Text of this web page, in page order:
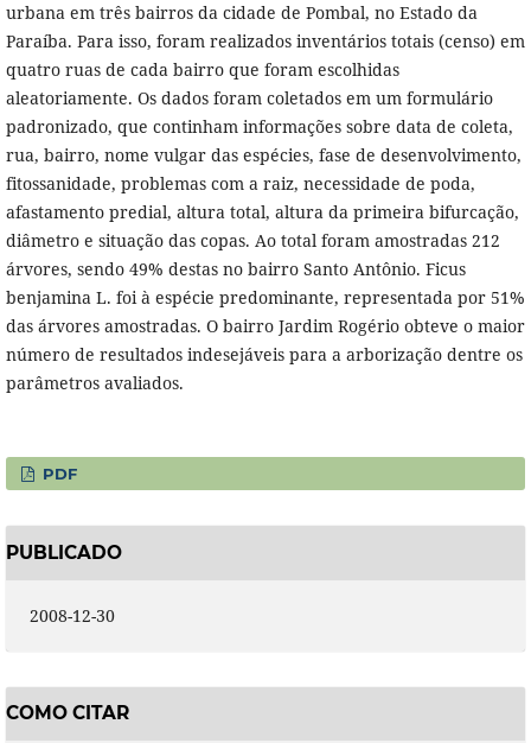
urbana em três bairros da cidade de Pombal, no Estado da
Paraíba. Para isso, foram realizados inventários totais (censo) em
quatro ruas de cada bairro que foram escolhidas
aleatoriamente. Os dados foram coletados em um formulário
padronizado, que continham informações sobre data de coleta,
rua, bairro, nome vulgar das espécies, fase de desenvolvimento,
fitossanidade, problemas com a raiz, necessidade de poda,
afastamento predial, altura total, altura da primeira bifurcação,
diâmetro e situação das copas. Ao total foram amostradas 212
árvores, sendo 49% destas no bairro Santo Antônio. Ficus
benjamina L. foi à espécie predominante, representada por 51%
das árvores amostradas. O bairro Jardim Rogério obteve o maior
número de resultados indesejáveis para a arborização dentre os
parâmetros avaliados.
PDF
PUBLICADO
2008-12-30
COMO CITAR